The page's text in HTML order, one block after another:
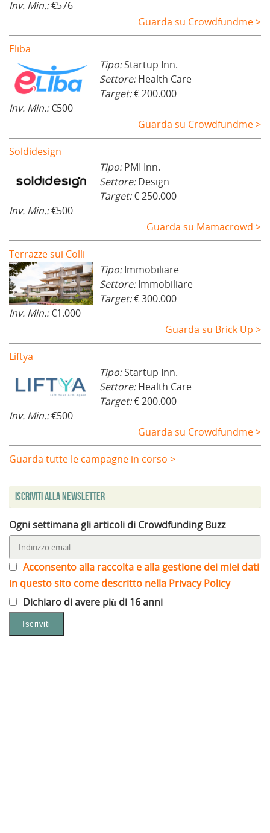
Inv. Min.:€576
Guarda su Crowdfundme >
Eliba
Tipo:Startup Inn.
Settore:Health Care
Target:€ 200.000
Inv. Min.:€500
Guarda su Crowdfundme >
Soldidesign
Tipo:PMI Inn.
Settore:Design
Target:€ 250.000
Inv. Min.:€500
Guarda su Mamacrowd >
Terrazze sui Colli
Tipo:Immobiliare
Settore:Immobiliare
Target:€ 300.000
Inv. Min.:€1.000
Guarda su Brick Up >
Liftya
Tipo:Startup Inn.
Settore:Health Care
Target:€ 200.000
Inv. Min.:€500
Guarda su Crowdfundme >
Guarda tutte le campagne in corso >
Iscriviti alla Newsletter
Ogni settimana gli articoli di Crowdfunding Buzz
Acconsento alla raccolta e alla gestione dei miei dati
in questo sito come descritto nella Privacy Policy
Dichiaro di avere più di 16 anni